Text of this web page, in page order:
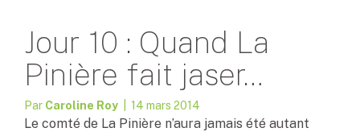
Jour 10 : Quand La
Pinière fait jaser…
Par Caroline Roy | 14 mars 2014
Le comté de La Pinière n’aura jamais été autant